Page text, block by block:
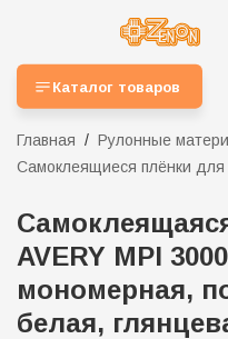
Каталог товаров
Главная Рулонные
Самоклеящиеся плёнки для
AVERY MPI
мономерная,
белая,